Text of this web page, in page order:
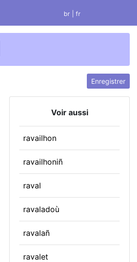
br | fr
Enregistrer
Voir aussi
ravailhon
ravailhoniñ
raval
ravaladoù
ravalañ
ravalet